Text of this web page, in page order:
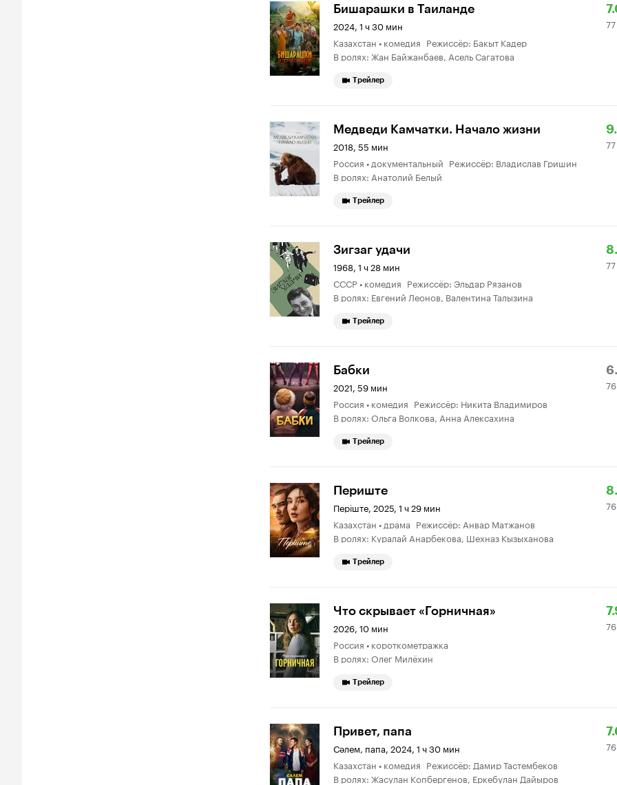
Бишарашки в Таиланде
2024, 1 ч 30 мин
Казахстан • комедия Режиссёр: Бакыт Кадер
В ролях: Жан Байжанбаев, Асель Сагатова
77
Трейлер
Медведи Камчатки. Начало жизни
2018, 55 мин
Россия • документальный Режиссёр: Владислав Гришин
В ролях: Анатолий Белый
77
Трейлер
Зигзаг удачи
1968, 1 ч 28 мин
СССР • комедия Режиссёр: Эльдар Рязанов
В ролях: Евгений Леонов, Валентина Талызина
77
Трейлер
Бабки
2021, 59 мин
Россия • комедия Режиссёр: Никита Владимиров
В ролях: Ольга Волкова, Анна Алексахина
Трейлер
Периште
Перiште, 2025, 1 ч 29 мин
Казахстан • драма Режиссёр: Анвар Матжанов
В ролях: Куралай Анарбекова, Шехназ Кызыханова
Трейлер
Что скрывает «Горничная»
2026, 10 мин
Россия • короткометражка
В ролях: Олег Милёхин
Трейлер
Привет, папа
Сәлем, папа, 2024, 1 ч 30 мин
Казахстан • комедия Режиссёр: Дамир Тастембеков
В ролях: Жасулан Копбергенов, Еркебулан Дайыров